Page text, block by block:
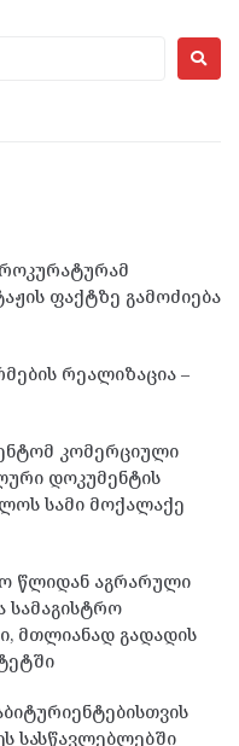
ფაქტზე გამოძიება
რეალიზაცია –
კომერციული
დოკუმენტის
სამი მოქალაქე
წლიდან აგრარული
სამაგისტრო
მთლიანად გადადის
სასწავლებლებში